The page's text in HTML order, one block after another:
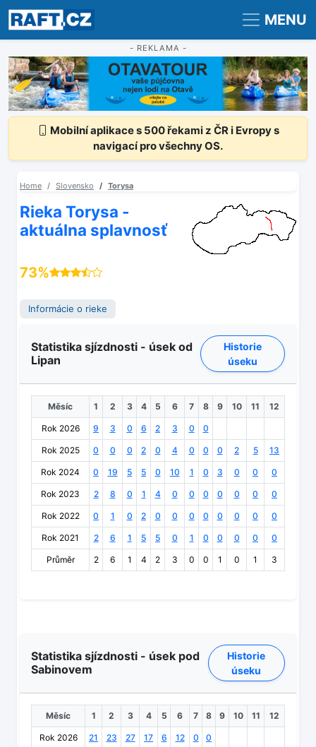
Registrace Přihlášení MENU
- REKLAMA -
Mobilní aplikace s 500 řekami z ČR i Evropy s
navigací pro všechny OS.
Home Slovensko Torysa
Rieka Torysa -
aktuálna splavnosť
73%
Informácie o rieke
Statistika sjízdnosti - úsek od
Lipan
Historie
úseku
Měsíc 1 2 3 4 5 6 7 8 9 10 11 12
Rok 2026 9 3 0 6 2 3 0 0
Rok 2025 0 0 0 2 0 4 0 0 0 2 5 13
Rok 2024 0 19 5 5 0 10 1 0 3 0 0 0
Rok 2023 2 8 0 1 4 0 0 0 0 0 0 0
Rok 2022 0 1 0 2 0 0 0 0 0 0 0 0
Rok 2021 2 6 1 5 5 0 1 0 0 0 0 0
Průměr 2 6 1 4 2 3 0 0 1 0 1 3
Statistika sjízdnosti - úsek pod
Sabinovem
Historie
úseku
Měsíc 1 2 3 4 5 6 7 8 9 10 11 12
Rok 2026 21 23 27 17 6 12 0 0